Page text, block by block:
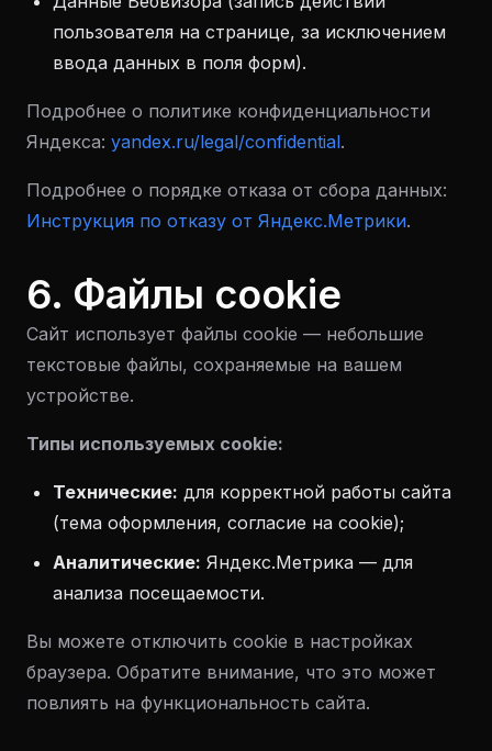
пользователя на странице, за исключением
ввода данных в поля форм).
Подробнее о политике конфиденциальности
Яндекса: yandex.ru/legal/confidential.
Подробнее о порядке отказа от сбора данных:
Инструкция по отказу от Яндекс.Метрики.
6. Файлы cookie
Сайт использует файлы cookie — небольшие
текстовые файлы, сохраняемые на вашем
устройстве.
Типы используемых cookie:
Технические: для корректной работы сайта
(тема оформления, согласие на cookie);
Аналитические: Яндекс.Метрика — для
анализа посещаемости.
Вы можете отключить cookie в настройках
браузера. Обратите внимание, что это может
повлиять на функциональность сайта.